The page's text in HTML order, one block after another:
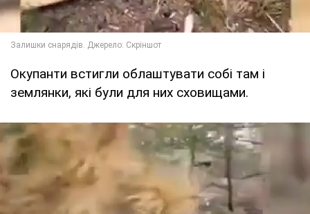
Окупанти встигли облаштувати собі там і
землянки, які були для них сховищами.